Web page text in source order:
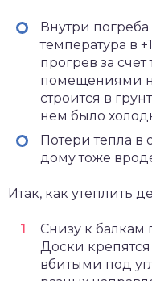
Внутри
температура в
прогрев за
помещениями
строится в
нем было
Потери тепла в
дому тоже
Итак, как утеплить
Снизу к
Доски
вбитыми под